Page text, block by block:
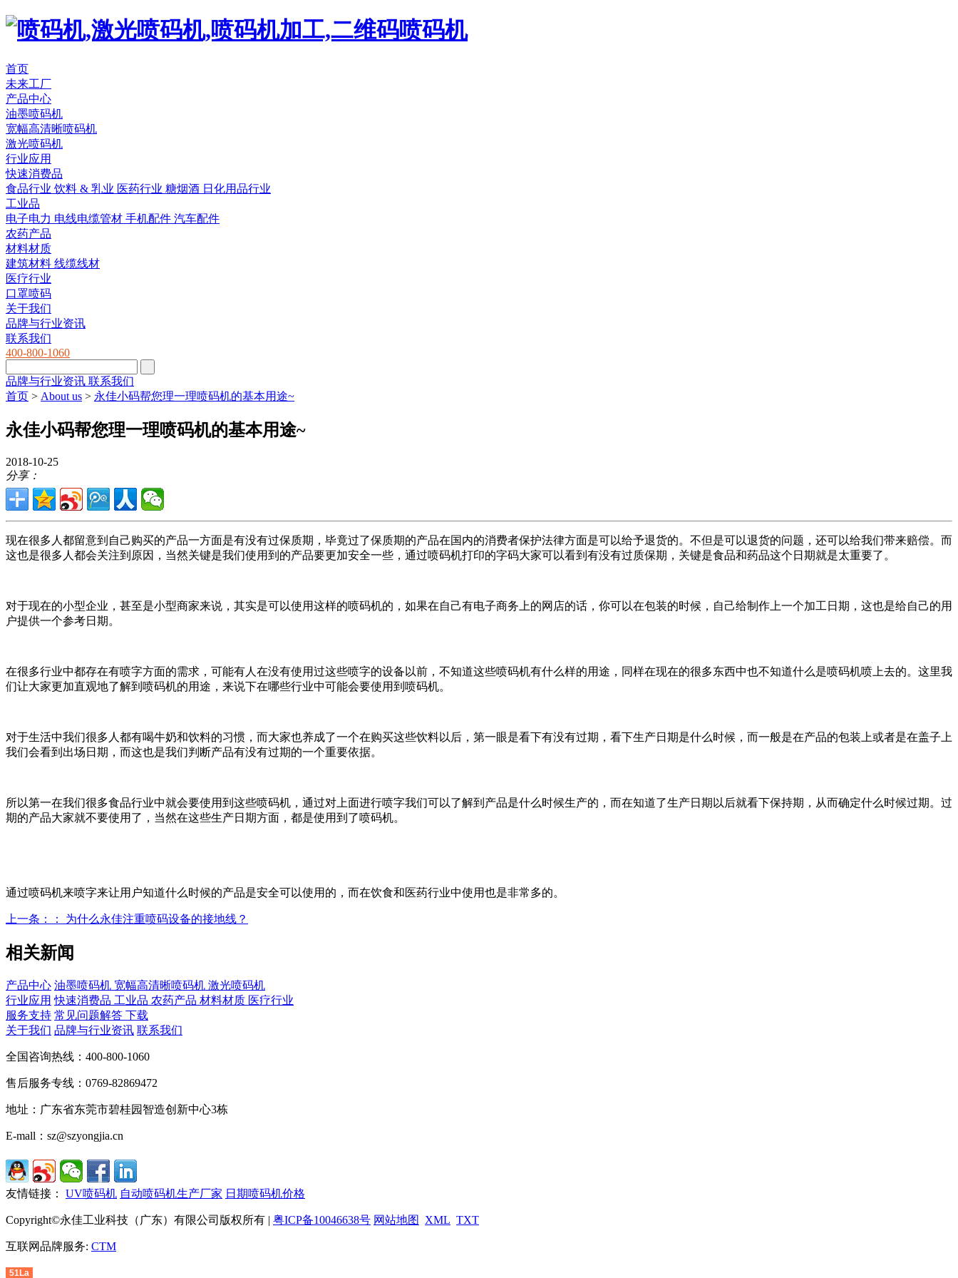
首页
未来工厂
产品中心
油墨喷码机
宽幅高清晰喷码机
激光喷码机
行业应用
快速消费品
食品行业 饮料 & 乳业 医药行业 糖烟酒 日化用品行业
工业品
电子电力 电线电缆管材 手机配件 汽车配件
农药产品
材料材质
建筑材料 线缆线材
医疗行业
口罩喷码
关于我们
品牌与行业资讯
联系我们
400-800-1060
品牌与行业资讯 联系我们
首页 > About us > 永佳小码帮您理一理喷码机的基本用途~
永佳小码帮您理一理喷码机的基本用途~
2018-10-25
分享：
现在很多人都留意到自己购买的产品一方面是有没有过保质期，毕竟过了保质期的产品在国内的消费者保护法律方面是可以给予退货的。不但是可以退货的问题，还可以给我们带来赔偿。而
这也是很多人都会关注到原因，当然关键是我们使用到的产品要更加安全一些，通过喷码机打印的字码大家可以看到有没有过质保期，关键是食品和药品这个日期就是太重要了。
对于现在的小型企业，甚至是小型商家来说，其实是可以使用这样的喷码机的，如果在自己有电子商务上的网店的话，你可以在包装的时候，自己给制作上一个加工日期，这也是给自己的用
户提供一个参考日期。
在很多行业中都存在有喷字方面的需求，可能有人在没有使用过这些喷字的设备以前，不知道这些喷码机有什么样的用途，同样在现在的很多东西中也不知道什么是喷码机喷上去的。这里我
们让大家更加直观地了解到喷码机的用途，来说下在哪些行业中可能会要使用到喷码机。
对于生活中我们很多人都有喝牛奶和饮料的习惯，而大家也养成了一个在购买这些饮料以后，第一眼是看下有没有过期，看下生产日期是什么时候，而一般是在产品的包装上或者是在盖子上
我们会看到出场日期，而这也是我们判断产品有没有过期的一个重要依据。
所以第一在我们很多食品行业中就会要使用到这些喷码机，通过对上面进行喷字我们可以了解到产品是什么时候生产的，而在知道了生产日期以后就看下保持期，从而确定什么时候过期。过
期的产品大家就不要使用了，当然在这些生产日期方面，都是使用到了喷码机。
通过喷码机来喷字来让用户知道什么时候的产品是安全可以使用的，而在饮食和医药行业中使用也是非常多的。
上一条： ： 为什么永佳注重喷码设备的接地线？
相关新闻
产品中心 油墨喷码机 宽幅高清晰喷码机 激光喷码机
行业应用 快速消费品 工业品 农药产品 材料材质 医疗行业
服务支持 常见问题解答 下载
关于我们 品牌与行业资讯 联系我们
全国咨询热线：400-800-1060
售后服务专线：0769-82869472
地址：广东省东莞市碧桂园智造创新中心3栋
E-mall：sz@szyongjia.cn
友情链接： UV喷码机 自动喷码机生产厂家 日期喷码机价格
Copyright©永佳工业科技（广东）有限公司版权所有 | 粤ICP备10046638号 网站地图 XML TXT
互联网品牌服务: CTM
51La